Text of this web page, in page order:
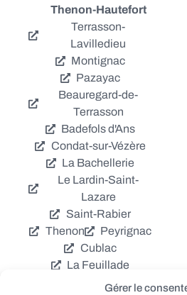
Gérer le
Thenon-Hautefort
Terrasson-
Lavilledieu
Montignac
Pazayac
Beauregard-de-
Terrasson
Badefols d'Ans
Condat-sur-Vézère
La Bachellerie
Le Lardin-Saint-
Lazare
Saint-Rabier
Thenon
Peyrignac
Cublac
La Feuillade
Chavagnac